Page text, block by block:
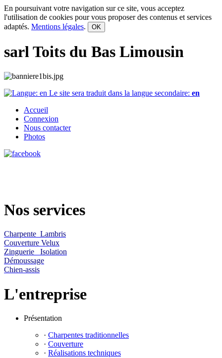
En poursuivant votre navigation sur ce site, vous acceptez
l'utilisation de cookies pour vous proposer des contenus et services
adaptés. Mentions légales. OK
sarl Toits du Bas Limousin
Le site sera traduit dans la langue secondaire: en
Accueil
Connexion
Nous contacter
Photos
Nos services
Charpente Lambris
Couverture Velux
Zinguerie Isolation
Démoussage
Chien-assis
L'entreprise
Présentation
· Charpentes traditionnelles
· Couverture
· Réalisations techniques